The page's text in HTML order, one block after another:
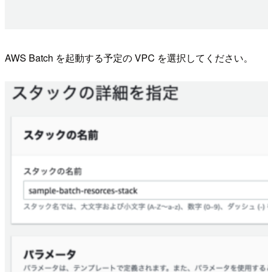
AWS Batch を起動する予定の VPC を選択してください。